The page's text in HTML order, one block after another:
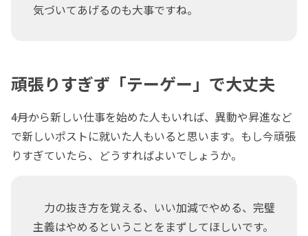
気づいてあげるのも大事ですね。
頑張りすぎず「テーゲー」で大丈夫
――4月から新しい仕事を始めた人もいれば、異動や昇進など
で新しいポストに就いた人もいると思います。もし今頑張
りすぎていたら、どうすればよいでしょうか。
力の抜き方を覚える、いい加減でやめる、完璧
主義はやめるということをまずしてほしいです。